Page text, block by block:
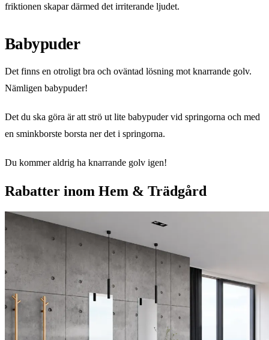
friktionen skapar därmed det irriterande ljudet.
Babypuder
Det finns en otroligt bra och oväntad lösning mot knarrande golv.
Nämligen babypuder!
Det du ska göra är att strö ut lite babypuder vid springorna och med
en sminkborste borsta ner det i springorna.
Du kommer aldrig ha knarrande golv igen!
Rabatter inom Hem & Trädgård